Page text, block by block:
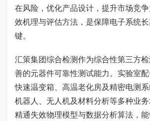
在风险，优化产品设计，提升市场竞
效机理与评估方法，是保障电子系统
键。
汇策集团综合检测作为综合性第三方
善的元器件可靠性测试能力。实验室配
快速温变箱、高温老化房及精密电测系
机器人、无人机及材料分析等多种业
精通失效物理模型与数据分析算法，